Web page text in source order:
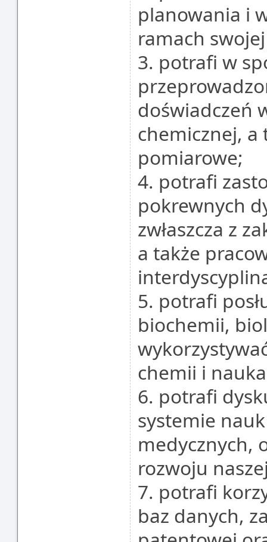
planowania i
ramach
3. potrafi w
doświadczeń
chemicznej, a
pomiarowe;
4. potrafi
pokrewnych
zwłaszcza z
a także
5. potrafi
biochemii,
chemii i
6. potrafi
systemie
medycznych,
rozwoju
7. potrafi
baz danych,